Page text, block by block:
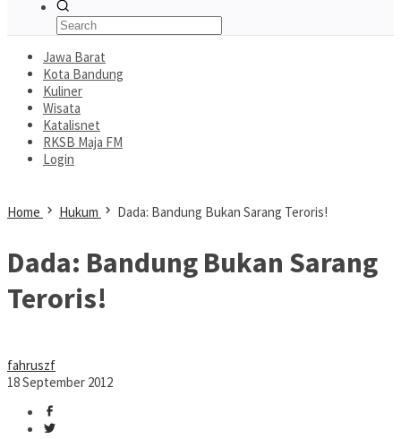
Jawa Barat
Kota Bandung
Kuliner
Wisata
Katalisnet
RKSB Maja FM
Login
Home Hukum Dada: Bandung Bukan Sarang Teroris!
Dada: Bandung Bukan Sarang
Teroris!
fahruszf
18 September 2012